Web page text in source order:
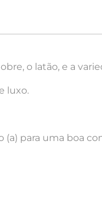
o latão, e a
luxo.
para uma boa